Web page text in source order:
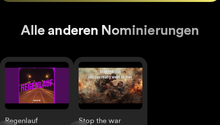
Alle anderen Nominierungen
Regenlauf
Stop the war